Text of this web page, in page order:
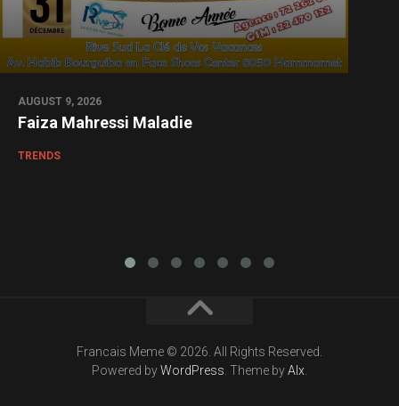
AUGUST 9, 2026
Faiza Mahressi Maladie
TRENDS
Francais Meme © 2026. All Rights Reserved.
Powered byWordPress . Theme byAlx